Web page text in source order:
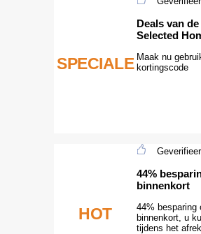
SPECIALE
Deals van
Selected
Maak nu
kortingscode
HOT
44%
binnenkort
44% besparing
binnenkort, u
tijdens het